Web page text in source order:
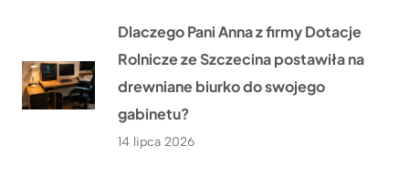
Dlaczego Pani Anna z firmy Dotacje
Rolnicze ze Szczecina postawiła na
drewniane biurko do swojego
gabinetu?
14 lipca 2026